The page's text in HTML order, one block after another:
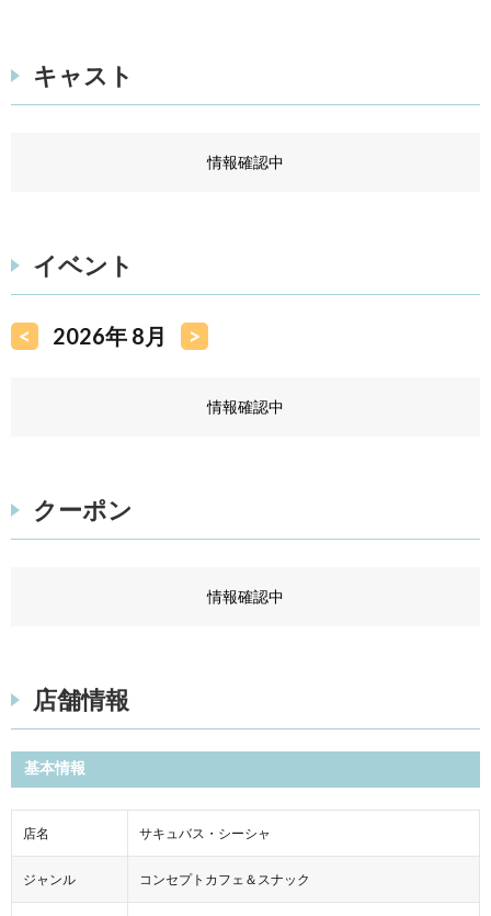
キャスト
情報確認中
イベント
< 2026年 8月 >
情報確認中
クーポン
情報確認中
店舗情報
基本情報
店名 サキュバス・シーシャ
ジャンル コンセプトカフェ＆スナック